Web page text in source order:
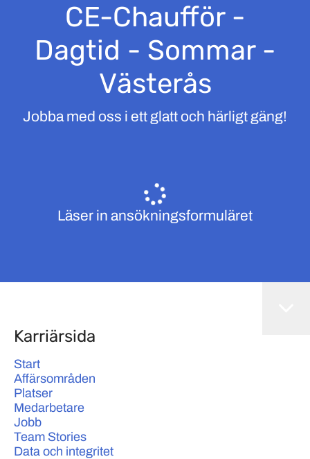
CE-Chaufför -
Dagtid - Sommar -
Västerås
Jobba med oss i ett glatt och härligt gäng!
Läser in ansökningsformuläret
Karriärsida
Start
Affärsområden
Platser
Medarbetare
Jobb
Team Stories
Data och integritet